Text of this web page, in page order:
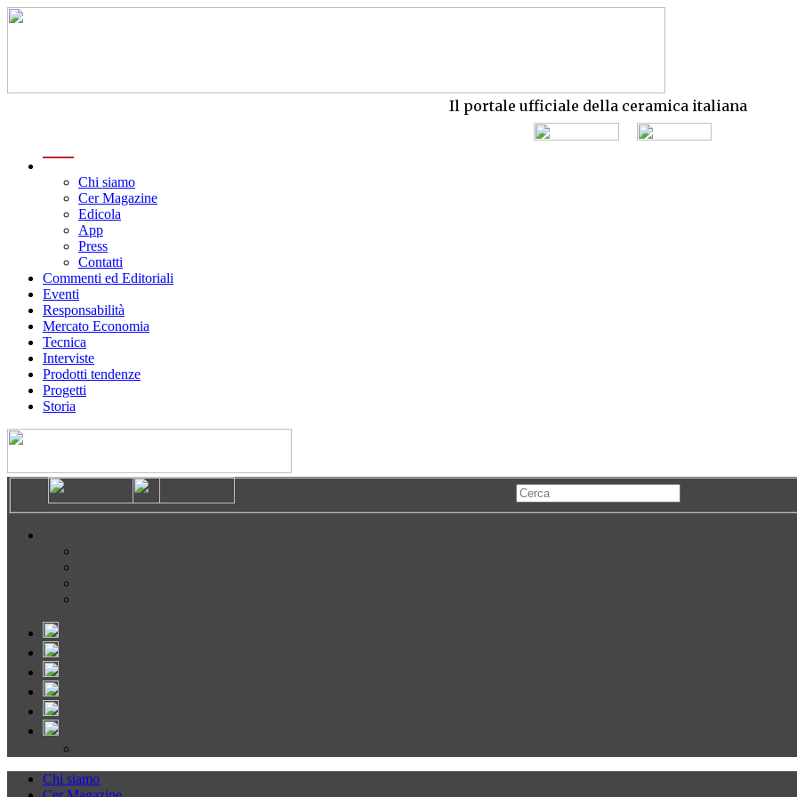
Il portale ufficiale della ceramica italiana
Chi siamo
Cer Magazine
Edicola
App
Press
Contatti
Commenti ed Editoriali
Eventi
Responsabilità
Mercato Economia
Tecnica
Interviste
Prodotti tendenze
Progetti
Storia
Chi siamo